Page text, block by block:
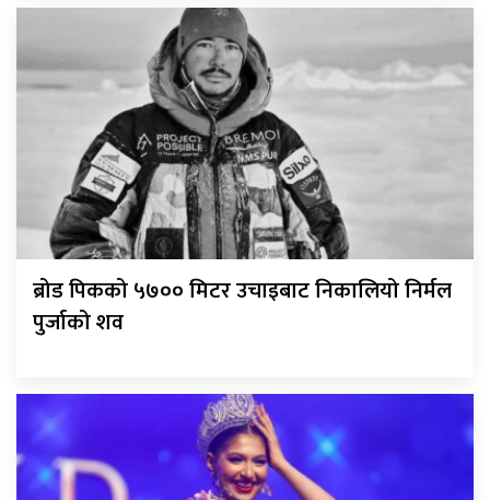
ब्रोड पिकको ५७०० मिटर उचाइबाट निकालियो निर्मल
पुर्जाको शव